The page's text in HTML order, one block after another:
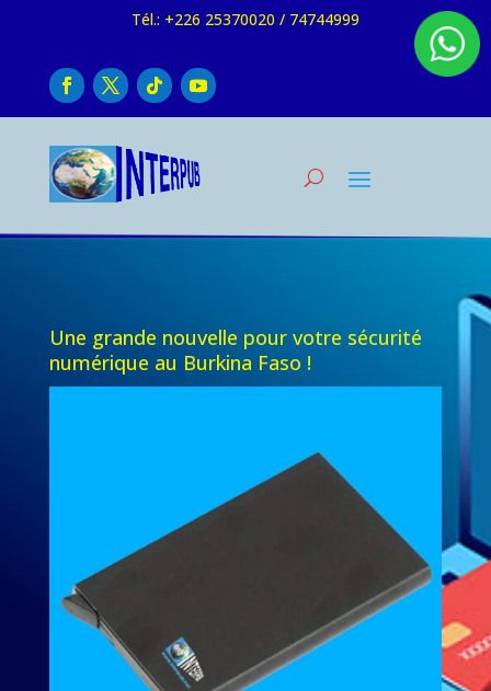
Tél.: +226 25370020 / 74744999
Une grande nouvelle pour votre sécurité
numérique au Burkina Faso !